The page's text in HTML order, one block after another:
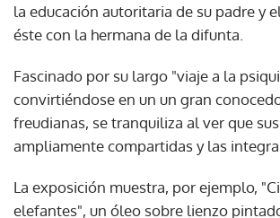
la educación autoritaria de su padre y
éste con la hermana de la difunta.
Fascinado por su largo "viaje a la
convirtiéndose en un un gran
freudianas, se tranquiliza al ver que
ampliamente compartidas y las integra
La exposición muestra, por ejemplo,
elefantes", un óleo sobre lienzo